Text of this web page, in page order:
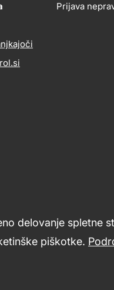
delovanje spletne
piškotke.
Prijava